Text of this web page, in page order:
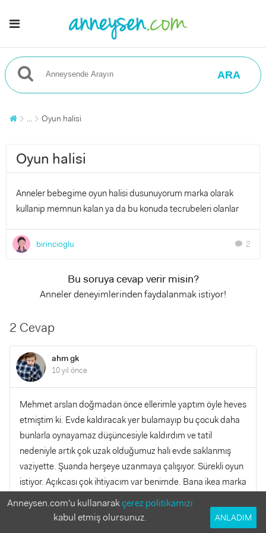
ARA
... Oyun halisi
Oyun halisi
Anneler bebegime oyun halisi dusunuyorum marka olarak
kullanip memnun kalan ya da bu konuda tecrubeleri olanlar
birincioglu chat 2
Bu soruya cevap verir misin?
Anneler deneyimlerinden faydalanmak istiyor!
2 Cevap
ahm gk
10 yıl önce
Mehmet arslan doğmadan önce ellerimle yaptım öyle heves
etmiştim ki. Evde kaldıracak yer bulamayıp bu çocuk daha
bunlarla oynayamaz düşüncesiyle kaldırdım ve tatil
nedeniyle artık çok uzak olduğumuz halı evde saklanmış
vaziyette. Şuanda herşeye uzanmaya çalışıyor. Sürekli oyun
istiyor. Açıkcası çok ihtiyacım var benimde. Bana ikea marka
öneren arkadaşlar olmuştu siz dilerseniz inceleyin.
YANITLA
Anneysen.com'u kullanarakçerez politikamızı
kabul etmiş olursunuz.
ANLADIM